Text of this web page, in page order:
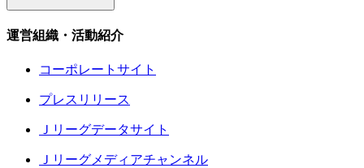
運営組織・活動紹介
コーポレートサイト
プレスリリース
Ｊリーグデータサイト
Ｊリーグメディアチャンネル